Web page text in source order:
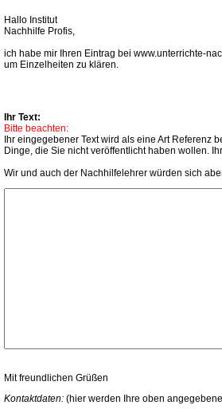
Hallo Institut
Nachhilfe Profis,
ich habe mir Ihren Eintrag bei www.unterrichte-
um Einzelheiten zu klären.
Ihr Text:
Bitte beachten:
Ihr eingegebener Text wird als eine Art
Dinge, die Sie nicht veröffentlicht haben wollen.
Wir und auch der Nachhilfelehrer würden sich
Mit freundlichen Grüßen
Kontaktdaten: (hier werden Ihre oben